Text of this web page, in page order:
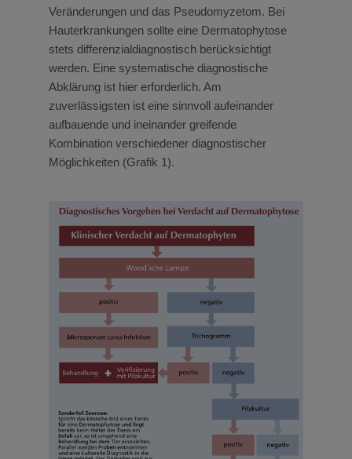
Veränderungen und das Pseudomyzetom. Bei
Hauterkrankungen sollte eine Dermatophytose
stets differenzialdiagnostisch berücksichtigt
werden. Eine systematische diagnostische
Abklärung ist hier erforderlich. Am
zuverlässigsten ist eine sinnvoll aufeinander
aufbauende und ineinander greifende
Kombination verschiedener diagnostischer
Möglichkeiten (Grafik 1).